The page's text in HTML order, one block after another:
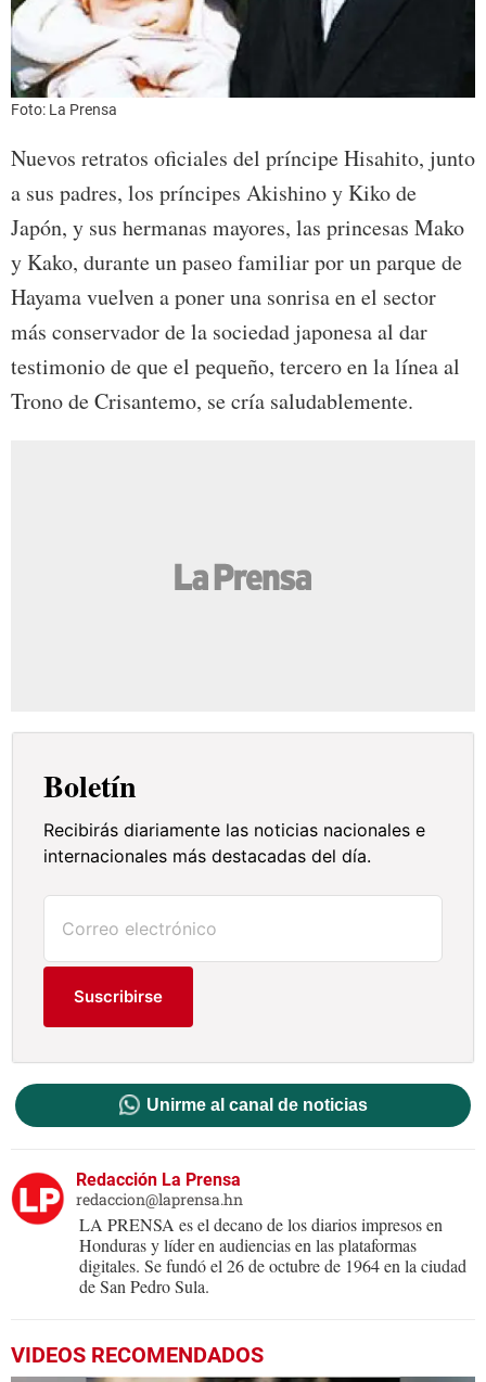
Foto: La Prensa
Nuevos retratos oficiales del príncipe Hisahito, junto
a sus padres, los príncipes Akishino y Kiko de
Japón, y sus hermanas mayores, las princesas Mako
y Kako, durante un paseo familiar por un parque de
Hayama vuelven a poner una sonrisa en el sector
más conservador de la sociedad japonesa al dar
testimonio de que el pequeño, tercero en la línea al
Trono de Crisantemo, se cría saludablemente.
Boletín
Recibirás diariamente las noticias nacionales e
internacionales más destacadas del día.
Suscribirse
Unirme al canal de noticias
Redacción La Prensa
redaccion@laprensa.hn
LA PRENSA es el decano de los diarios impresos en
Honduras y líder en audiencias en las plataformas
digitales. Se fundó el 26 de octubre de 1964 en la ciudad
de San Pedro Sula.
VIDEOS RECOMENDADOS